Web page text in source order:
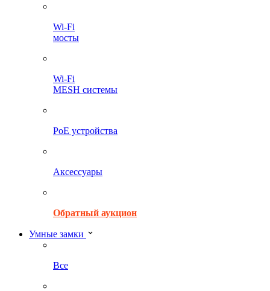
Wi-Fi
мосты
Wi-Fi
MESH системы
PoE устройства
Аксессуары
Обратный аукцион
Умные замки
Все